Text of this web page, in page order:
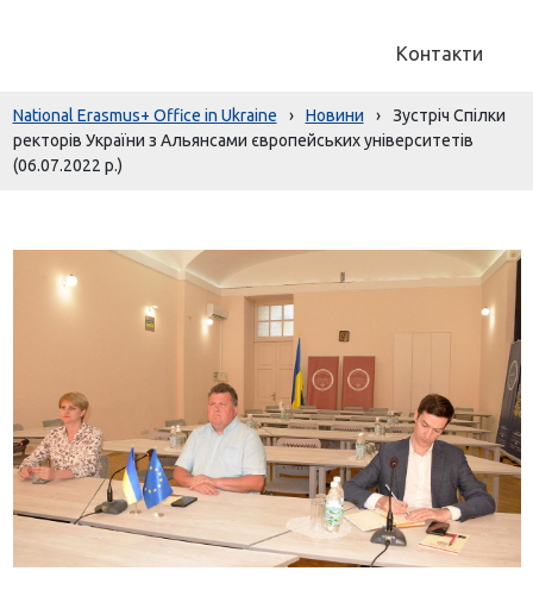
Контакти
National Erasmus+ Office in Ukraine › Новини ›
Зустріч Спілки
ректорів України з Альянсами європейських університетів
(06.07.2022 р.)